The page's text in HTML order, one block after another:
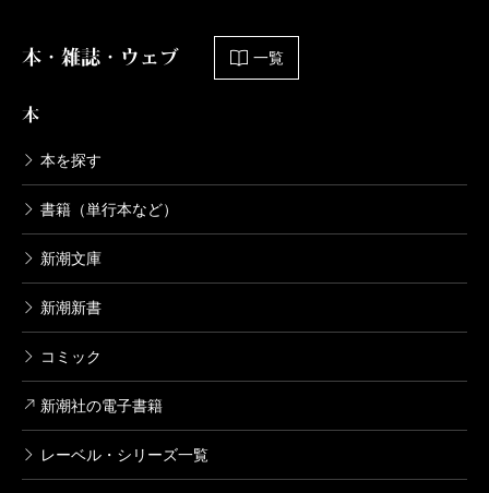
本・雑誌・ウェブ 一覧
本
本を探す
書籍（単行本など）
新潮文庫
新潮新書
コミック
新潮社の電子書籍
レーベル・シリーズ一覧